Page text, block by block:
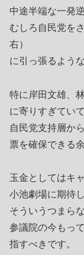
中途半端な一発
むしろ自民党を
右）
に引っ張るよう
特に岸田文雄、
に寄りすぎていて
自民党支持層か
票を確保できる
玉金としてはキ
小池劇場に期待
そういうつまら
参議院の今もっ
指すべきです。